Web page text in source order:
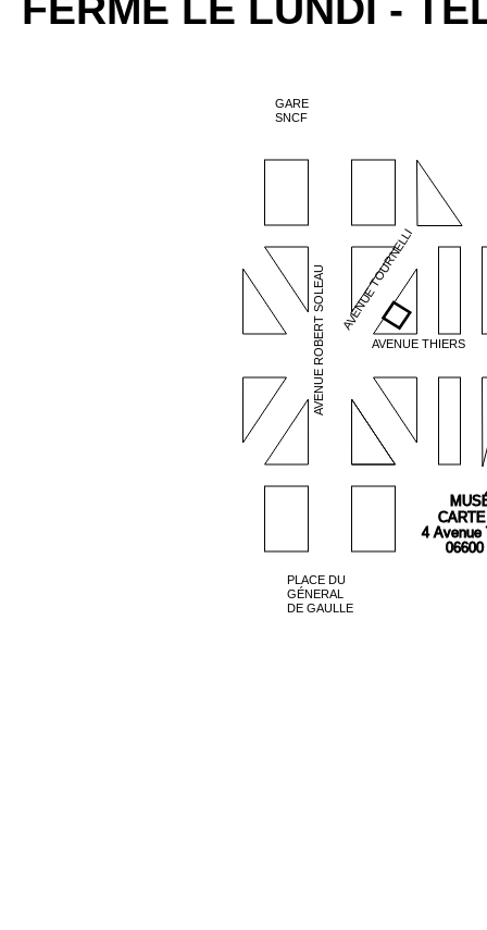
GARE
SNCF
AVENUE ROBERT SOLEAU AVENUE TOURNELLI
AVENUE THIERS
PLACE DU
GÉNERAL
DE GAULLE
4 Avenue